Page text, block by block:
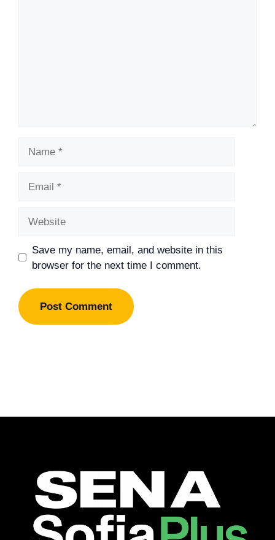
Save my name, email, and website in this
browser for the next time I comment.